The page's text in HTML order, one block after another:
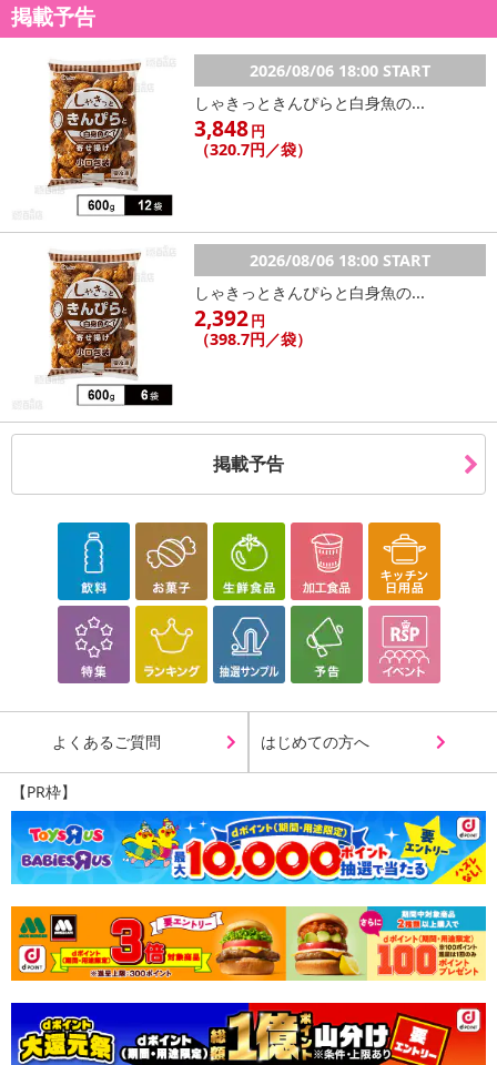
掲載予告
2026/08/06 18:00 START
しゃきっときんぴらと白身魚の...
3,848円
（320.7円／袋）
2026/08/06 18:00 START
しゃきっときんぴらと白身魚の...
2,392円
（398.7円／袋）
掲載予告
よくあるご質問 はじめての方へ
【PR枠】